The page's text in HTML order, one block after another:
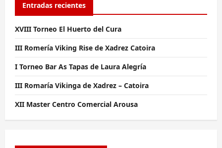
Entradas recientes
XVIII Torneo El Huerto del Cura
III Romería Viking Rise de Xadrez Catoira
I Torneo Bar As Tapas de Laura Alegría
III Romaría Vikinga de Xadrez – Catoira
XII Master Centro Comercial Arousa